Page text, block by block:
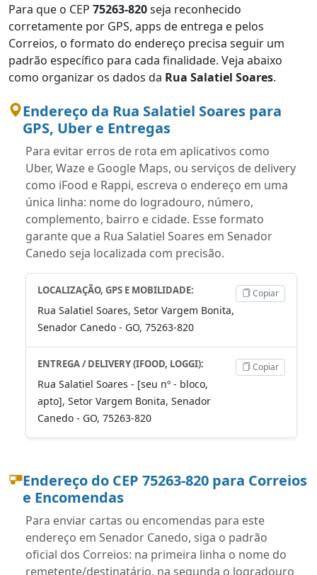
Para que o CEP 75263-820seja reconhecido
corretamente por GPS, apps de entrega e pelos
Correios, o formato do endereço precisa seguir um
padrão específico para cada finalidade. Veja abaixo
como organizar os dados da Rua Salatiel Soares.
Endereço da Rua Salatiel Soares para
GPS, Uber e Entregas
Para evitar erros de rota em aplicativos como
Uber, Waze e Google Maps, ou serviços de delivery
como iFood e Rappi, escreva o endereço em uma
única linha: nome do logradouro, número,
complemento, bairro e cidade. Esse formato
garante que a Rua Salatiel Soares em Senador
Canedo seja localizada com precisão.
LOCALIZAÇÃO, GPS E MOBILIDADE:
Rua Salatiel Soares, Setor Vargem Bonita,
Senador Canedo - GO, 75263-820
Copiar
ENTREGA / DELIVERY (IFOOD, LOGGI):
Rua Salatiel Soares - [seu nº - bloco,
apto], Setor Vargem Bonita, Senador
Canedo - GO, 75263-820
Copiar
Endereço do CEP 75263-820 para Correios
e Encomendas
Para enviar cartas ou encomendas para este
endereço em Senador Canedo, siga o padrão
oficial dos Correios: na primeira linha o nome do
remetente/destinatário, na segunda o logradouro